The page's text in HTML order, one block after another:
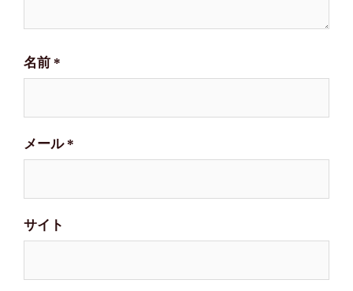
名前 *
メール*
サイト